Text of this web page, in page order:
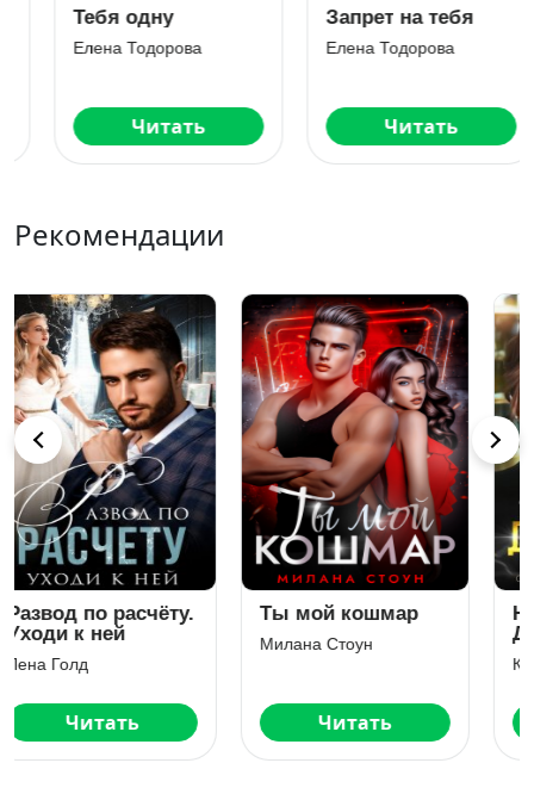
Запрет на тебя
Елена Тодорова
Читать
Спорим, будешь
моей
Читать
Рекомендации
Ты мой кошмар
Милана Стоун
Читать
На нее запрет.
Дочка Шаха
Читать